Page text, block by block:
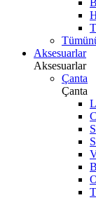
Aksesuarlar
Aksesuarlar
Çanta
Çanta